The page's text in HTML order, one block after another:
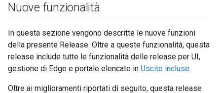
Nuove funzionalità
In questa sezione vengono descritte le nuove funzioni
della presente Release. Oltre a queste funzionalità, questa
release include tutte le funzionalità delle release per UI,
gestione di Edge e portale elencate in Uscite incluse.
Oltre ai miglioramenti riportati di seguito, questa release